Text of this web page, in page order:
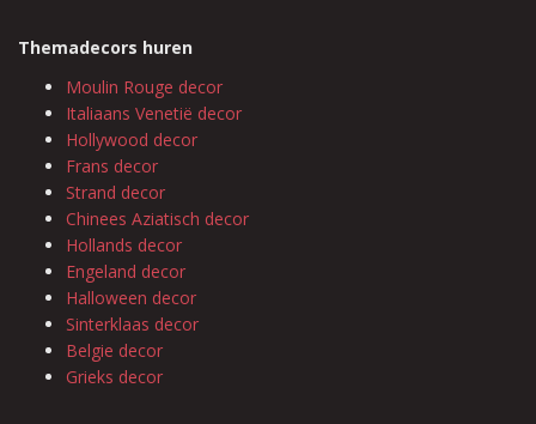
Themadecors huren
Moulin Rouge decor
Italiaans Venetië decor
Hollywood decor
Frans decor
Strand decor
Chinees Aziatisch decor
Hollands decor
Engeland decor
Halloween decor
Sinterklaas decor
Belgie decor
Grieks decor